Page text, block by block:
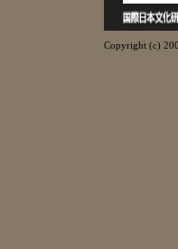
Copyright (c)